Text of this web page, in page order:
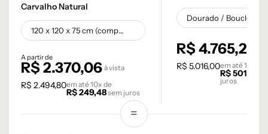
Carvalho Natural
A partir de
R$2.370,06 à vista
R$ 2.494,80em até10x de
R$249,48sem juros
R$4.765,20
R$ 5.016,00em até10
R$501,60
juros